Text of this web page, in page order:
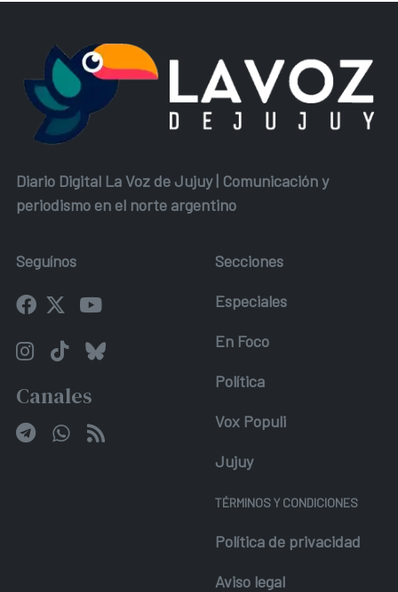
Diario Digital La Voz de Jujuy | Comunicación y
periodismo en el norte argentino
Seguínos
Canales
Secciones
Especiales
En Foco
Política
Vox Populi
Jujuy
TÉRMINOS Y CONDICIONES
Política de privacidad
Aviso legal